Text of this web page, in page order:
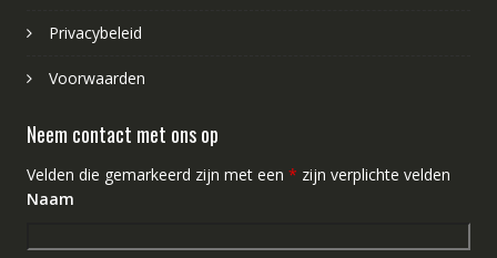
Privacybeleid
Voorwaarden
Neem contact met ons op
Velden die gemarkeerd zijn met een * zijn verplichte velden
Naam